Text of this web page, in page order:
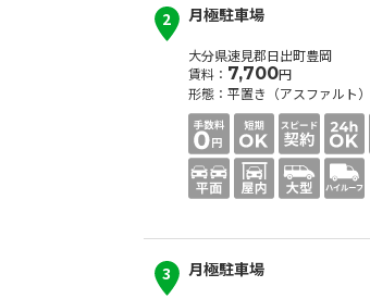
2 月極駐車場
大分県速見郡日出町豊岡
賃料： 7,700円
形態：平置き（アスファルト）
3 月極駐車場